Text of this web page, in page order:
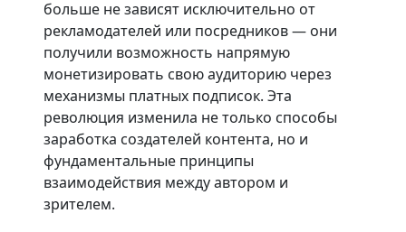
больше не зависят исключительно от
рекламодателей или посредников — они
получили возможность напрямую
монетизировать свою аудиторию через
механизмы платных подписок. Эта
революция изменила не только способы
заработка создателей контента, но и
фундаментальные принципы
взаимодействия между автором и
зрителем.